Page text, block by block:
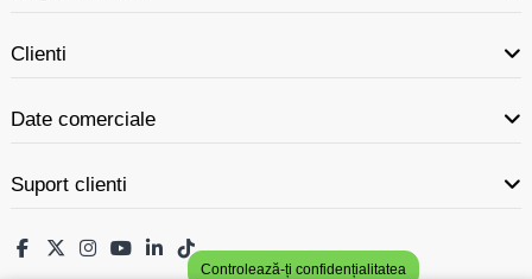
Clienti
Date comerciale
Suport clienti
Controlează-ți confidențialitatea